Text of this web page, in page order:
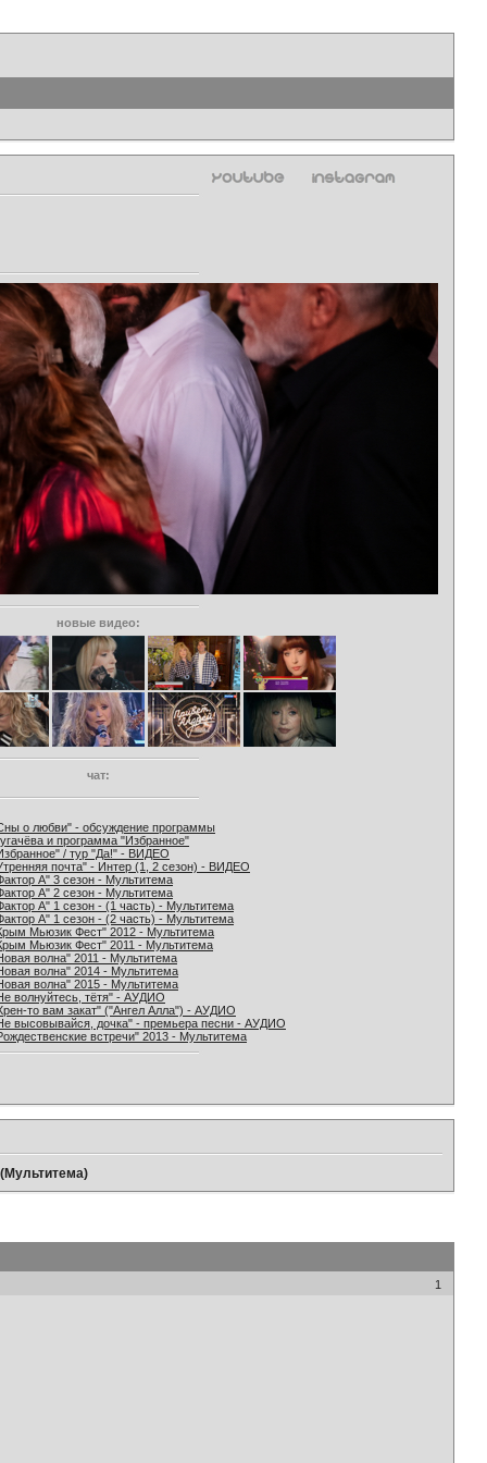
новые видео:
чат:
о любви" - обсуждение программы
и программа "Избранное"
/ тур "Да!" - ВИДЕО
почта" - Интер (1, 2 сезон) - ВИДЕО
А" 3 сезон - Мультитема
А" 2 сезон - Мультитема
А" 1 сезон - (1 часть) - Мультитема
А" 1 сезон - (2 часть) - Мультитема
Мьюзик Фест" 2012 - Мультитема
Мьюзик Фест" 2011 - Мультитема
волна" 2011 - Мультитема
волна" 2014 - Мультитема
волна" 2015 - Мультитема
волнуйтесь, тётя" - АУДИО
то вам закат" ("Ангел Алла") - АУДИО
высовывайся, дочка" - премьера песни - АУДИО
встречи" 2013 - Мультитема
1